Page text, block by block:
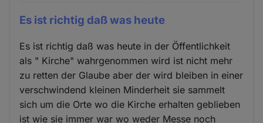
Es ist richtig daß was heute
Es ist richtig daß was heute in der Öffentlichkeit
als " Kirche" wahrgenommen wird ist nicht mehr
zu retten der Glaube aber der wird bleiben in einer
verschwindend kleinen Minderheit sie sammelt
sich um die Orte wo die Kirche erhalten geblieben
ist wie sie immer war wo weder Messe noch